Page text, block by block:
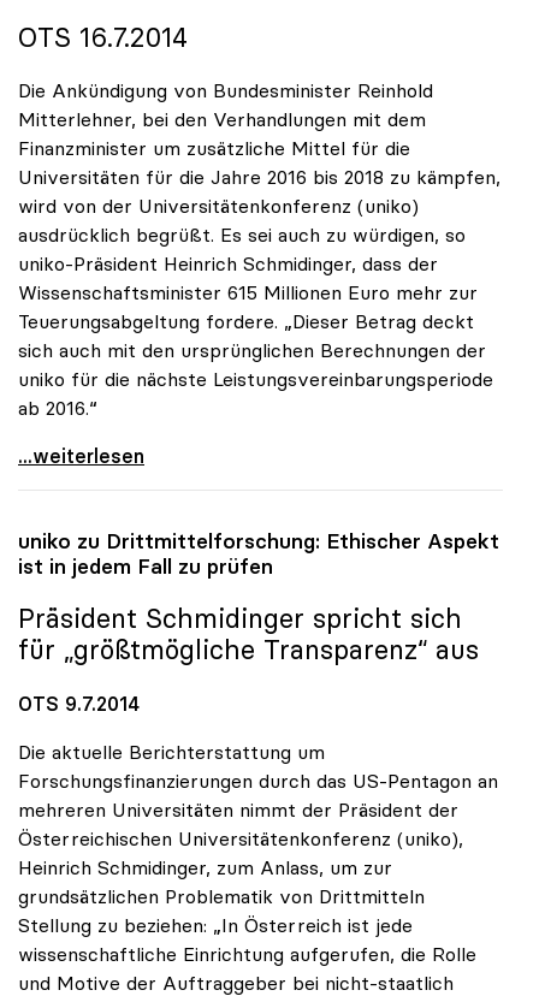
OTS 16.7.2014
Die Ankündigung von Bundesminister Reinhold
Mitterlehner, bei den Verhandlungen mit dem
Finanzminister um zusätzliche Mittel für die
Universitäten für die Jahre 2016 bis 2018 zu kämpfen,
wird von der Universitätenkonferenz (uniko)
ausdrücklich begrüßt. Es sei auch zu würdigen, so
uniko-Präsident Heinrich Schmidinger, dass der
Wissenschaftsminister 615 Millionen Euro mehr zur
Teuerungsabgeltung fordere. „Dieser Betrag deckt
sich auch mit den ursprünglichen Berechnungen der
uniko für die nächste Leistungsvereinbarungsperiode
ab 2016.“
uniko pocht auf zusätzliche Milliarde für die
...weiterlesen
uniko zu Drittmittelforschung: Ethischer Aspekt
ist in jedem Fall zu prüfen
Präsident Schmidinger spricht sich
für „größtmögliche Transparenz“ aus
OTS 9.7.2014
Die aktuelle Berichterstattung um
Forschungsfinanzierungen durch das US-Pentagon an
mehreren Universitäten nimmt der Präsident der
Österreichischen Universitätenkonferenz (uniko),
Heinrich Schmidinger, zum Anlass, um zur
grundsätzlichen Problematik von Drittmitteln
Stellung zu beziehen: „In Österreich ist jede
wissenschaftliche Einrichtung aufgerufen, die Rolle
und Motive der Auftraggeber bei nicht-staatlich